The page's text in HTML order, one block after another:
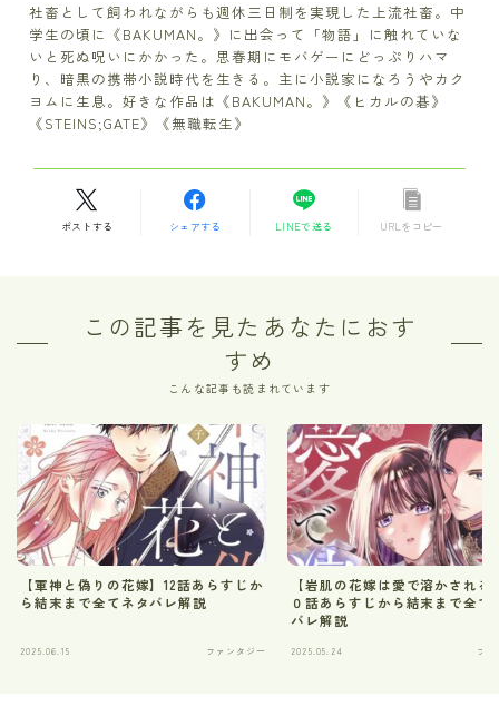
社畜として飼われながらも週休三日制を実現した上流社畜。中
学生の頃に《BAKUMAN。》に出会って「物語」に触れていな
いと死ぬ呪いにかかった。思春期にモバゲーにどっぷりハマ
り、暗黒の携帯小説時代を生きる。主に小説家になろうやカク
ヨムに生息。好きな作品は《BAKUMAN。》《ヒカルの碁》
《STEINS;GATE》《無職転生》
ポストする シェアする LINEで送る URLをコピー
この記事を見たあなたにおす
すめ
こんな記事も読まれています
【軍神と偽りの花嫁】12話あらすじか
ら結末まで全てネタバレ解説
2025.06.15 ファンタジー
【岩肌の花嫁は愛で溶かされる
０話あらすじから結末まで全て
バレ解説
2025.05.24 フ